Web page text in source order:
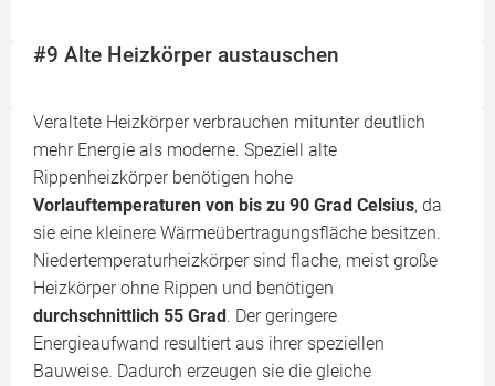
#9 Alte Heizkörper austauschen
Veraltete Heizkörper verbrauchen mitunter deutlich
mehr Energie als moderne. Speziell alte
Rippenheizkörper benötigen hohe
Vorlauftemperaturen von bis zu 90 Grad Celsius, da
sie eine kleinere Wärmeübertragungsfläche besitzen.
Niedertemperaturheizkörper sind flache, meist große
Heizkörper ohne Rippen und benötigen
durchschnittlich 55 Grad. Der geringere
Energieaufwand resultiert aus ihrer speziellen
Bauweise. Dadurch erzeugen sie die gleiche